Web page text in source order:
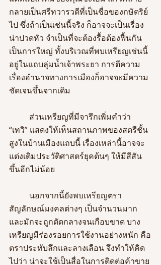
กลายเป็นศรีทวารวดีที่เป็นชื่อของกษัตริย์
ไป ซึ่งถ้าเป็นเช่นนี้จริง ก็อาจจะเป็นเรื่อง
น่าปวดหัว จำเป็นที่จะต้องรื้อต้องฟื้นกัน
เป็นการใหญ่ ทั้งบริเวณที่พบเหรียญเช่นนี้
อยู่ในแถบลุ่มน้ำเจ้าพระยา การตีความ
เรื่องอำนาจทางการเมืองก็อาจจะมีความ
ชัดเจนขึ้นจากเดิม
“เทวิ” แสดงให้เห็นสถานภาพของสตรีชั้น
สูงในบ้านเมืองแถบนี้ เรื่องเหล่านี้อาจจะ
แต่งเติมประวัติศาสตร์ยุคต้นๆ ให้มีสีสัน
ขึ้นอีกไม่น้อย
สัญลักษณ์มงคลต่างๆ เป็นจำนวนมาก
และมักจะถูกตัดกลางจนเกือบขาด บาง
เหรียญมีร่องรอยการใช้งานอย่างหนัก คือ
ตราประทับลึกและลางเลือน จึงทำให้คิด
ไปว่า น่าจะใช้เป็นสื่อในการติดต่อค้าขาย